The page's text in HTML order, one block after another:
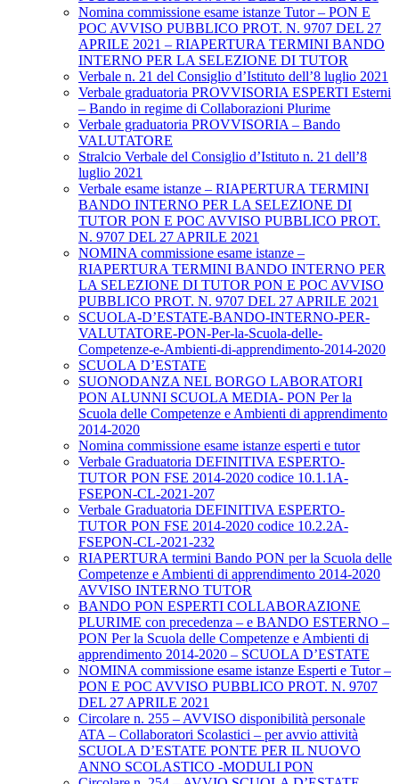
Nomina commissione esame istanze Tutor – PON E
POC AVVISO PUBBLICO PROT. N. 9707 DEL 27
APRILE 2021 – RIAPERTURA TERMINI BANDO
INTERNO PER LA SELEZIONE DI TUTOR
Verbale n. 21 del Consiglio d’Istituto dell’8 luglio 2021
Verbale graduatoria PROVVISORIA ESPERTI Esterni
– Bando in regime di Collaborazioni Plurime
Verbale graduatoria PROVVISORIA – Bando
VALUTATORE
Stralcio Verbale del Consiglio d’Istituto n. 21 dell’8
luglio 2021
Verbale esame istanze – RIAPERTURA TERMINI
BANDO INTERNO PER LA SELEZIONE DI
TUTOR PON E POC AVVISO PUBBLICO PROT.
N. 9707 DEL 27 APRILE 2021
NOMINA commissione esame istanze –
RIAPERTURA TERMINI BANDO INTERNO PER
LA SELEZIONE DI TUTOR PON E POC AVVISO
PUBBLICO PROT. N. 9707 DEL 27 APRILE 2021
SCUOLA-D’ESTATE-BANDO-INTERNO-PER-
VALUTATORE-PON-Per-la-Scuola-delle-
Competenze-e-Ambienti-di-apprendimento-2014-2020
SCUOLA D’ESTATE
SUONODANZA NEL BORGO LABORATORI
PON ALUNNI SCUOLA MEDIA- PON Per la
Scuola delle Competenze e Ambienti di apprendimento
2014-2020
Nomina commissione esame istanze esperti e tutor
Verbale Graduatoria DEFINITIVA ESPERTO-
TUTOR PON FSE 2014-2020 codice 10.1.1A-
FSEPON-CL-2021-207
Verbale Graduatoria DEFINITIVA ESPERTO-
TUTOR PON FSE 2014-2020 codice 10.2.2A-
FSEPON-CL-2021-232
RIAPERTURA termini Bando PON per la Scuola delle
Competenze e Ambienti di apprendimento 2014-2020
AVVISO INTERNO TUTOR
BANDO PON ESPERTI COLLABORAZIONE
PLURIME con precedenza – e BANDO ESTERNO –
PON Per la Scuola delle Competenze e Ambienti di
apprendimento 2014-2020 – SCUOLA D’ESTATE
NOMINA commissione esame istanze Esperti e Tutor –
PON E POC AVVISO PUBBLICO PROT. N. 9707
DEL 27 APRILE 2021
Circolare n. 255 – AVVISO disponibilità personale
ATA – Collaboratori Scolastici – per avvio attività
SCUOLA D’ESTATE PONTE PER IL NUOVO
ANNO SCOLASTICO -MODULI PON